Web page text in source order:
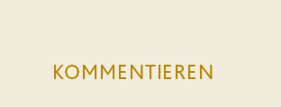
KOMMENTIEREN